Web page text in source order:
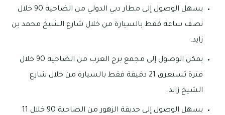
يسهل الوصول إلى مطار دبي الدولي من الضاحية 9O خلال
نصف ساعة فقط بالسيارة من خلال شارع الشيخ محمد بن
زايد.
يمكن الوصول إلى مجمع برج العرب من الضاحية 9O خلال
فترة تستغرق 21 دقيقة فقط بالسيارة من خلال شارع
الشيخ زايد.
يسهل الوصول إلى حديقة الزهور من الضاحية 9O خلال 11